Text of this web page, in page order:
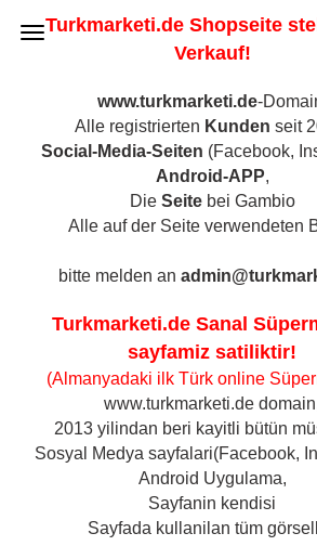
Turkmarketi.de Shopseite
Verkauf!
www.turkmarketi.de-
Alle registrierten Kunden seit
Social-Media-Seiten (Facebook,
Android-APP,
Die Seitebei Gambio
Alle auf der Seite verwendeten
bitte melden an
Turkmarketi.de Sanal
sayfamiz satiliktir!
(Almanyadaki ilk Türk online
www.turkmarketi.de
2013 yilindan beri kayitli bütün
Sosyal Medya sayfalari(Facebook,
Android Uygulama,
Sayfanin kendisi
Sayfada kullanilan tüm
Suntat Paprikamark Scharf Glas,